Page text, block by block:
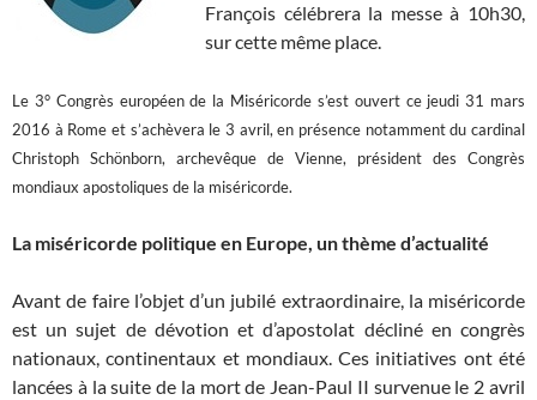
François célébrera la messe à 10h30,
sur cette même place.
Le 3° Congrès européen de la Miséricorde s’est ouvert ce jeudi 31 mars
2016 à Rome et s’achèvera le 3 avril, en présence notamment du cardinal
Christoph Schönborn, archevêque de Vienne, président des Congrès
mondiaux apostoliques de la miséricorde.
La miséricorde politique en Europe, un thème d’actualité
Avant de faire l’objet d’un jubilé extraordinaire, la miséricorde
est un sujet de dévotion et d’apostolat décliné en congrès
nationaux, continentaux et mondiaux. Ces initiatives ont été
lancées à la suite de la mort de Jean-Paul II survenue le 2 avril